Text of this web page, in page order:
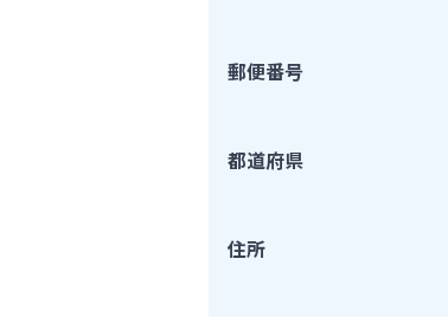
郵便番号
都道府県
住所